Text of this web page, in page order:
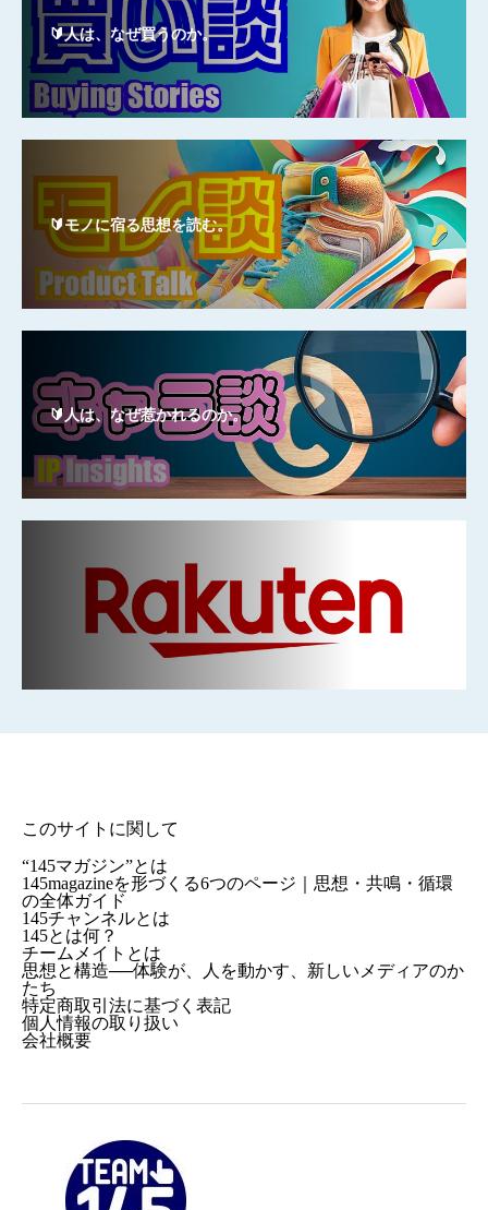
🔰人は、なぜ買うのか。
🔰モノに宿る思想を読む。
🔰人は、なぜ惹かれるのか。
このサイトに関して
“145マガジン”とは
145magazineを形づくる6つのページ｜思想・共鳴・循環
の全体ガイド
145チャンネルとは
145とは何？
チームメイトとは
思想と構造──体験が、人を動かす、新しいメディアのか
たち
特定商取引法に基づく表記
個人情報の取り扱い
会社概要